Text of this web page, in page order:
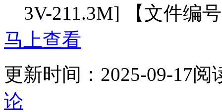
3V-211.3M] 【文件编
马上查看
更新时间： 2025-09-17阅
论